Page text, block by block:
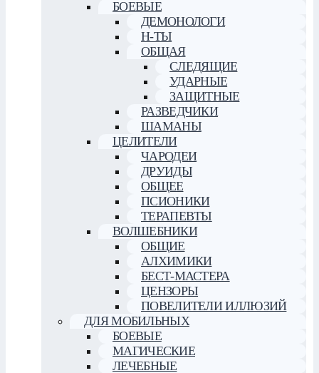
БОЕВЫЕ
ДЕМОНОЛОГИ
Н-ТЫ
ОБЩАЯ
СЛЕДЯЩИЕ
УДАРНЫЕ
ЗАЩИТНЫЕ
РАЗВЕДЧИКИ
ШАМАНЫ
ЦЕЛИТЕЛИ
ЧАРОДЕИ
ДРУИДЫ
ОБЩЕЕ
ПСИОНИКИ
ТЕРАПЕВТЫ
ВОЛШЕБНИКИ
ОБЩИЕ
АЛХИМИКИ
БЕСТ-МАСТЕРА
ЦЕНЗОРЫ
ПОВЕЛИТЕЛИ ИЛЛЮЗИЙ
ДЛЯ МОБИЛЬНЫХ
БОЕВЫЕ
МАГИЧЕСКИЕ
ЛЕЧЕБНЫЕ